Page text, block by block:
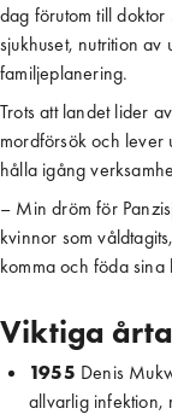
dag förutom till
sjukhuset, nutrition
familjeplanering.
Trots att landet lider
mordförsök och lever
hålla igång
– Min dröm för
kvinnor som
komma och föda
Viktiga
1955 Denis
allvarlig infektion,